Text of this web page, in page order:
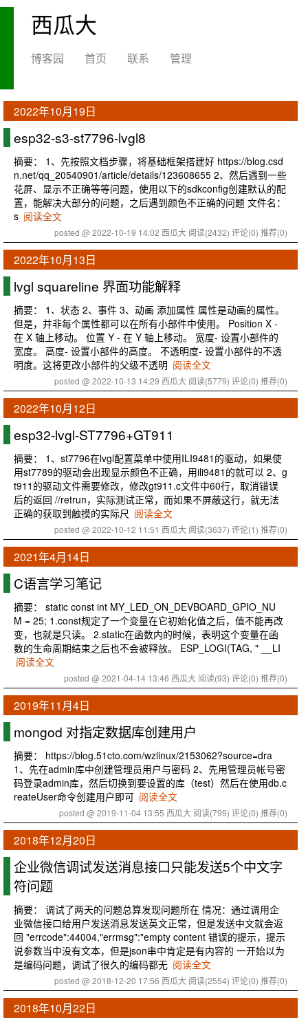
西瓜大
博客园 首页 联系 管理
2022年10月19日
esp32-s3-st7796-lvgl8
摘要： 1、先按照文档步骤，将基础框架搭建好 https://blog.csd
n.net/qq_20540901/article/details/123608655 2、然后遇到一些
花屏、显示不正确等等问题，使用以下的sdkconfig创建默认的配
置，能解决大部分的问题，之后遇到颜色不正确的问题 文件名：
s 阅读全文
posted @ 2022-10-19 14:02 西瓜大 阅读(2432) 评论(0) 推荐(0)
2022年10月13日
lvgl squareline 界面功能解释
摘要： 1、状态 2、事件 3、动画 添加属性 属性是动画的属性。
但是，并非每个属性都可以在所有小部件中使用。 Position X -
在 X 轴上移动。 位置 Y - 在 Y 轴上移动。 宽度- 设置小部件的
宽度。 高度- 设置小部件的高度。 不透明度- 设置小部件的不透
明度。这将更改小部件的父级不透明 阅读全文
posted @ 2022-10-13 14:29 西瓜大 阅读(5779) 评论(0) 推荐(0)
2022年10月12日
esp32-lvgl-ST7796+GT911
摘要： 1、st7796在lvgl配置菜单中使用ILI9481的驱动，如果使
用st7789的驱动会出现显示颜色不正确，用ili9481的就可以 2、g
t911的驱动文件需要修改，修改gt911.c文件中60行，取消错误
后的返回 //retrun，实际测试正常，而如果不屏蔽这行，就无法
正确的获取到触摸的实际尺 阅读全文
posted @ 2022-10-12 11:51 西瓜大 阅读(3637) 评论(1) 推荐(0)
2021年4月14日
C语言学习笔记
摘要： static const int MY_LED_ON_DEVBOARD_GPIO_NU
M = 25; 1.const规定了一个变量在它初始化值之后，值不能再改
变，也就是只读。 2.static在函数内的时候，表明这个变量在函
数的生命周期结束之后也不会被释放。 ESP_LOGI(TAG, " __LI
阅读全文
posted @ 2021-04-14 13:46 西瓜大 阅读(93) 评论(0) 推荐(0)
2019年11月4日
mongod 对指定数据库创建用户
摘要： https://blog.51cto.com/wzlinux/2153062?source=dra
1、先在admin库中创建管理员用户与密码 2、先用管理员帐号密
码登录admin库，然后切换到要设置的库（test）然后在使用db.c
reateUser命令创建用户即可 阅读全文
posted @ 2019-11-04 13:55 西瓜大 阅读(799) 评论(0) 推荐(0)
2018年12月20日
企业微信调试发送消息接口只能发送5个中文字
符问题
摘要： 调试了两天的问题总算发现问题所在 情况：通过调用企
业微信接口给用户发送消息发送英文正常，但是发送中文就会返
回 "errcode":44004,"errmsg":"empty content 错误的提示，提示
说参数当中没有文本，但是json串中肯定是有内容的 一开始以为
是编码问题，调试了很久的编码都无 阅读全文
posted @ 2018-12-20 17:56 西瓜大 阅读(2554) 评论(0) 推荐(0)
2018年10月22日